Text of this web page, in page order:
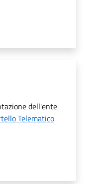
dell'ente
Telematico